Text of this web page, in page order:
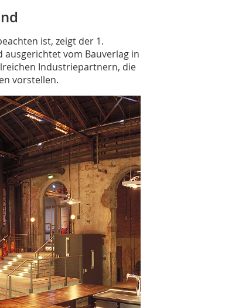
ist, zeigt der 1.
ausgerichtet vom Bauverlag in
Industriepartnern, die
vorstellen.